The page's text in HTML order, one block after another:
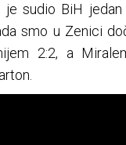
je sudio BiH
smo u Zenici
2:2, a